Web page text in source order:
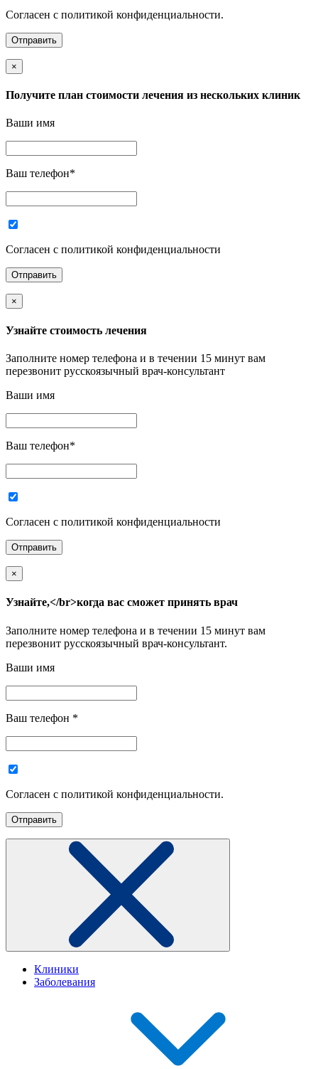
Согласен с политикой конфиденциальности.
×
Получите план стоимости лечения из нескольких клиник
Ваши имя
Ваш телефон*
Согласен с политикой конфиденциальности
×
Узнайте стоимость лечения
Заполните номер телефона и в течении 15 минут вам
перезвонит русскоязычный врач-консультант
Ваши имя
Ваш телефон*
Согласен с политикой конфиденциальности
×
Узнайте,</br>когда вас сможет принять врач
Заполните номер телефона и в течении 15 минут вам
перезвонит русскоязычный врач-консультант.
Ваши имя
Ваш телефон *
Согласен с политикой конфиденциальности.
Клиники
Заболевания